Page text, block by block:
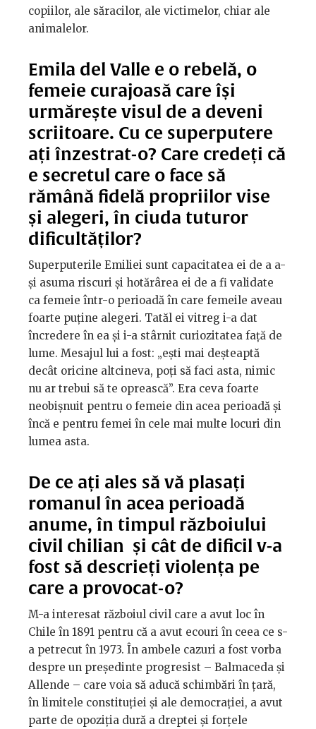
copiilor, ale săracilor, ale victimelor, chiar ale
animalelor.
Emila del Valle e o rebelă, o
femeie curajoasă care își
urmărește visul de a deveni
scriitoare. Cu ce superputere
ați înzestrat-o? Care credeți că
e secretul care o face să
rămână fidelă propriilor vise
și alegeri, în ciuda tuturor
dificultăților?
Superputerile Emiliei sunt capacitatea ei de a a-
și asuma riscuri și hotărârea ei de a fi validate
ca femeie într-o perioadă în care femeile aveau
foarte puține alegeri. Tatăl ei vitreg i-a dat
încredere în ea și i-a stârnit curiozitatea față de
lume. Mesajul lui a fost: „ești mai deșteaptă
decât oricine altcineva, poți să faci asta, nimic
nu ar trebui să te oprească”. Era ceva foarte
neobișnuit pentru o femeie din acea perioadă și
încă e pentru femei în cele mai multe locuri din
lumea asta.
De ce ați ales să vă plasați
romanul în acea perioadă
anume, în timpul războiului
civil chilian și cât de dificil v-a
fost să descrieți violența pe
care a provocat-o?
M-a interesat războiul civil care a avut loc în
Chile în 1891 pentru că a avut ecouri în ceea ce s-
a petrecut în 1973. În ambele cazuri a fost vorba
despre un președinte progresist – Balmaceda și
Allende – care voia să aducă schimbări în țară,
în limitele constituției și ale democrației, a avut
parte de opoziția dură a dreptei și forțele